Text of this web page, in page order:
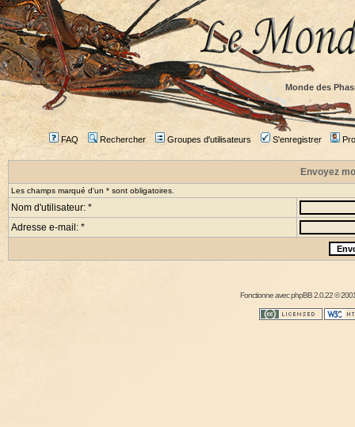
Monde des
FAQ Rechercher Groupes d'utilisateurs S'enregistrer
Envoyez
Les champs marqué d'un * sont obligatoires.
Nom d'utilisateur: *
Adresse e-mail: *
Fonctionne avecphpBB2.0.22 ©